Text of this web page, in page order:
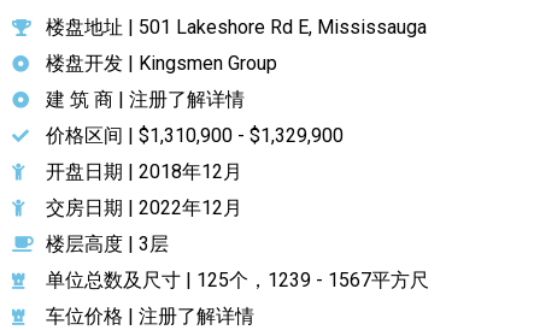
楼盘地址 | 501 Lakeshore Rd E, Mississauga
楼盘开发 | Kingsmen Group
建 筑 商 | 注册了解详情
价格区间 | $1,310,900 - $1,329,900
开盘日期 | 2018年12月
交房日期 | 2022年12月
楼层高度 | 3层
单位总数及尺寸 | 125个，1239 - 1567平方尺
车位价格 | 注册了解详情